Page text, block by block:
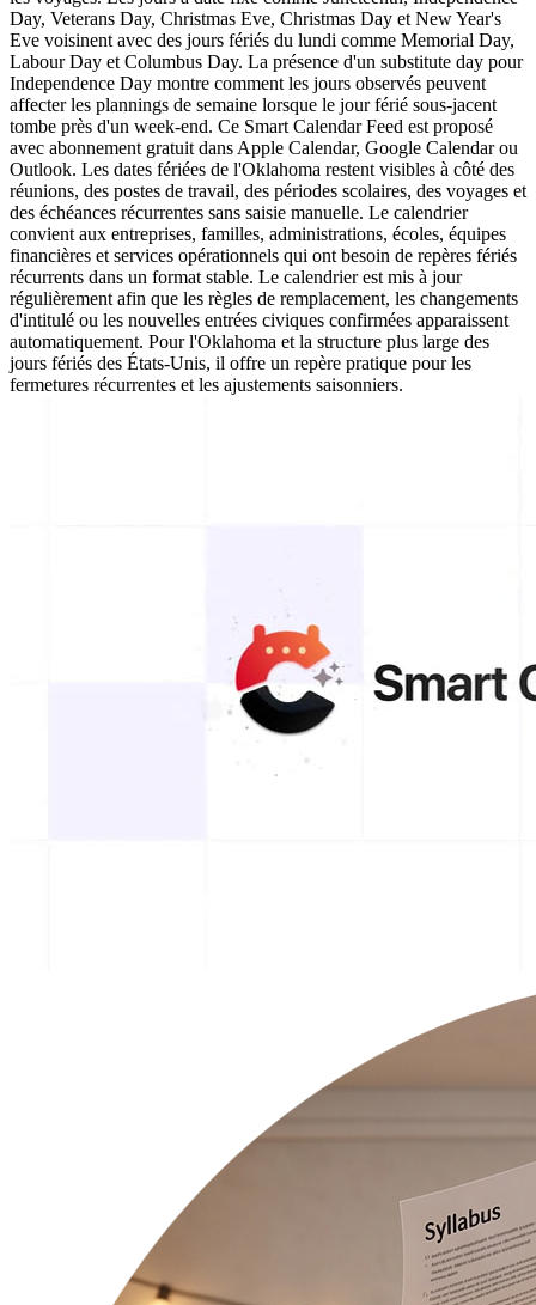
Day, Veterans Day, Christmas Eve, Christmas Day et New Year's
Eve voisinent avec des jours fériés du lundi comme Memorial Day,
Labour Day et Columbus Day. La présence d'un substitute day pour
Independence Day montre comment les jours observés peuvent
affecter les plannings de semaine lorsque le jour férié sous-jacent
tombe près d'un week-end. Ce Smart Calendar Feed est proposé
avec abonnement gratuit dans Apple Calendar, Google Calendar ou
Outlook. Les dates fériées de l'Oklahoma restent visibles à côté des
réunions, des postes de travail, des périodes scolaires, des voyages et
des échéances récurrentes sans saisie manuelle. Le calendrier
convient aux entreprises, familles, administrations, écoles, équipes
financières et services opérationnels qui ont besoin de repères fériés
récurrents dans un format stable. Le calendrier est mis à jour
régulièrement afin que les règles de remplacement, les changements
d'intitulé ou les nouvelles entrées civiques confirmées apparaissent
automatiquement. Pour l'Oklahoma et la structure plus large des
jours fériés des États-Unis, il offre un repère pratique pour les
fermetures récurrentes et les ajustements saisonniers.